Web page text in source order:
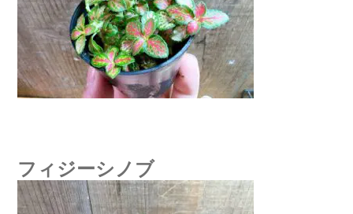
フィジーシノブ